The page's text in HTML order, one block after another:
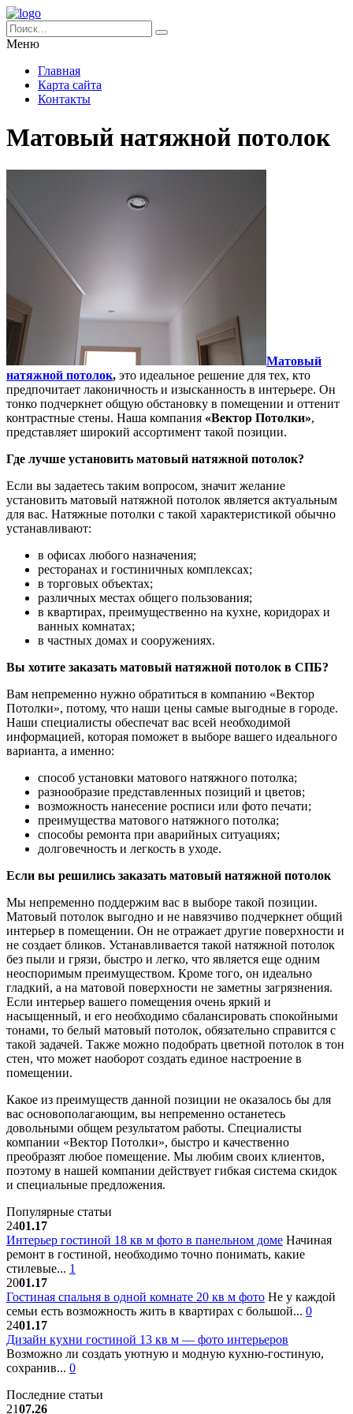
Меню
Главная
Карта сайта
Контакты
Матовый натяжной потолок
Матовый
натяжной потолок, это идеальное решение для тех, кто
предпочитает лаконичность и изысканность в интерьере. Он
тонко подчеркнет общую обстановку в помещении и оттенит
контрастные стены. Наша компания «Вектор Потолки»,
представляет широкий ассортимент такой позиции.
Где лучше установить матовый натяжной потолок?
Если вы задаетесь таким вопросом, значит желание
установить матовый натяжной потолок является актуальным
для вас. Натяжные потолки с такой характеристикой обычно
устанавливают:
в офисах любого назначения;
ресторанах и гостиничных комплексах;
в торговых объектах;
различных местах общего пользования;
в квартирах, преимущественно на кухне, коридорах и
ванных комнатах;
в частных домах и сооружениях.
Вы хотите заказать матовый натяжной потолок в СПБ?
Вам непременно нужно обратиться в компанию «Вектор
Потолки», потому, что наши цены самые выгодные в городе.
Наши специалисты обеспечат вас всей необходимой
информацией, которая поможет в выборе вашего идеального
варианта, а именно:
способ установки матового натяжного потолка;
разнообразие представленных позиций и цветов;
возможность нанесение росписи или фото печати;
преимущества матового натяжного потолка;
способы ремонта при аварийных ситуациях;
долговечность и легкость в уходе.
Если вы решились заказать матовый натяжной потолок
Мы непременно поддержим вас в выборе такой позиции.
Матовый потолок выгодно и не навязчиво подчеркнет общий
интерьер в помещении. Он не отражает другие поверхности и
не создает бликов. Устанавливается такой натяжной потолок
без пыли и грязи, быстро и легко, что является еще одним
неоспоримым преимуществом. Кроме того, он идеально
гладкий, а на матовой поверхности не заметны загрязнения.
Если интерьер вашего помещения очень яркий и
насыщенный, и его необходимо сбалансировать спокойными
тонами, то белый матовый потолок, обязательно справится с
такой задачей. Также можно подобрать цветной потолок в тон
стен, что может наоборот создать единое настроение в
помещении.
Какое из преимуществ данной позиции не оказалось бы для
вас основополагающим, вы непременно останетесь
довольными общем результатом работы. Специалисты
компании «Вектор Потолки», быстро и качественно
преобразят любое помещение. Мы любим своих клиентов,
поэтому в нашей компании действует гибкая система скидок
и специальные предложения.
Популярные статьи
2401.17
Интерьер гостиной 18 кв м фото в панельном доме Начиная
ремонт в гостиной, необходимо точно понимать, какие
стилевые... 1
2001.17
Гостиная спальня в одной комнате 20 кв м фото Не у каждой
семьи есть возможность жить в квартирах с большой... 0
2401.17
Дизайн кухни гостиной 13 кв м — фото интерьеров
Возможно ли создать уютную и модную кухню-гостиную,
сохранив... 0
Последние статьи
2107.26